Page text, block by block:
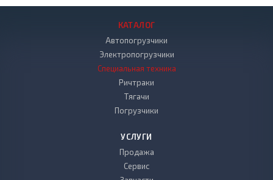
КАТАЛОГ
Автопогрузчики
Электропогрузчики
Специальная техника
Ричтраки
Тягачи
Погрузчики
УСЛУГИ
Продажа
Сервис